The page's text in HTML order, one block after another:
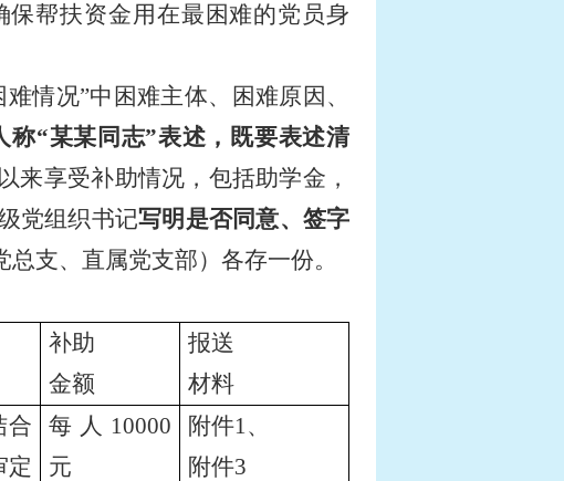
帮扶资金用在最困难的党员身
情况”中困难主体、困难原因、
称“某某同志”表述，既要表述清
来享受补助情况，包括助学金，
党组织书记写明是否同意、签字
支、直属党支部）各存一份。
补助
金额
报送
材料
合
定
每人 10000
元
附件1、
附件3